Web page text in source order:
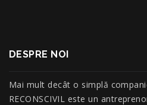
DESPRE NOI
Mai mult decât o simplă
RECONSCIVIL este un